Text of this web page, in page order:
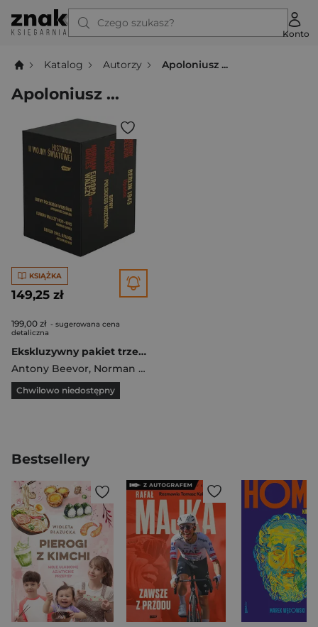
Czego szukasz?
Konto
Katalog Autorzy Apoloniusz ...
Apoloniusz ...
KSIĄŻKA
149,25 zł
199,00 zł - sugerowana cena
detaliczna
Ekskluzywny pakiet trzech bestsellerów historycznych
Antony Beevor, Norman Davies
Chwilowo niedostępny
Bestsellery